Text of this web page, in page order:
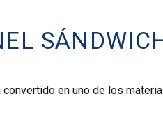
convertido en uno de los